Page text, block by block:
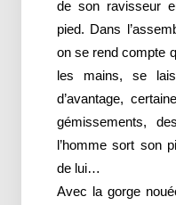
de son ravisseur
pied. Dans
on se rend compte
les mains, se
d’avantage,
gémissements,
l’homme sort son
de lui…
Avec la gorge